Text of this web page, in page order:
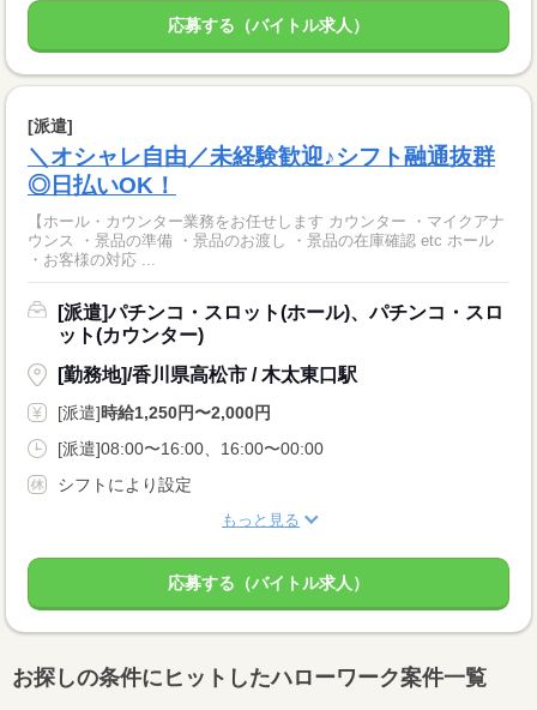
応募する（バイトル求人）
[派遣]
＼オシャレ自由／未経験歓迎♪シフト融通抜群
◎日払いOK！
【ホール・カウンター業務をお任せします カウンター ・マイクアナ
ウンス ・景品の準備 ・景品のお渡し ・景品の在庫確認 etc ホール
・お客様の対応 ...
[派遣]パチンコ・スロット(ホール)、パチンコ・スロ
ット(カウンター)
[勤務地]/香川県高松市 / 木太東口駅
[派遣]時給1,250円〜2,000円
[派遣]08:00〜16:00、16:00〜00:00
シフトにより設定
もっと見る
応募する（バイトル求人）
お探しの条件にヒットしたハローワーク案件一覧